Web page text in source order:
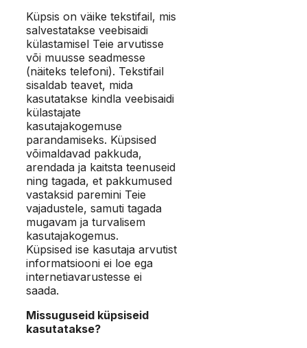
Küpsis on väike tekstifail, mis
salvestatakse veebisaidi
külastamisel Teie arvutisse
või muusse seadmesse
(näiteks telefoni). Tekstifail
sisaldab teavet, mida
kasutatakse kindla veebisaidi
külastajate
kasutajakogemuse
parandamiseks. Küpsised
võimaldavad pakkuda,
arendada ja kaitsta teenuseid
ning tagada, et pakkumused
vastaksid paremini Teie
vajadustele, samuti tagada
mugavam ja turvalisem
kasutajakogemus.
Küpsised ise kasutaja arvutist
informatsiooni ei loe ega
internetiavarustesse ei
saada.
Missuguseid küpsiseid
kasutatakse?